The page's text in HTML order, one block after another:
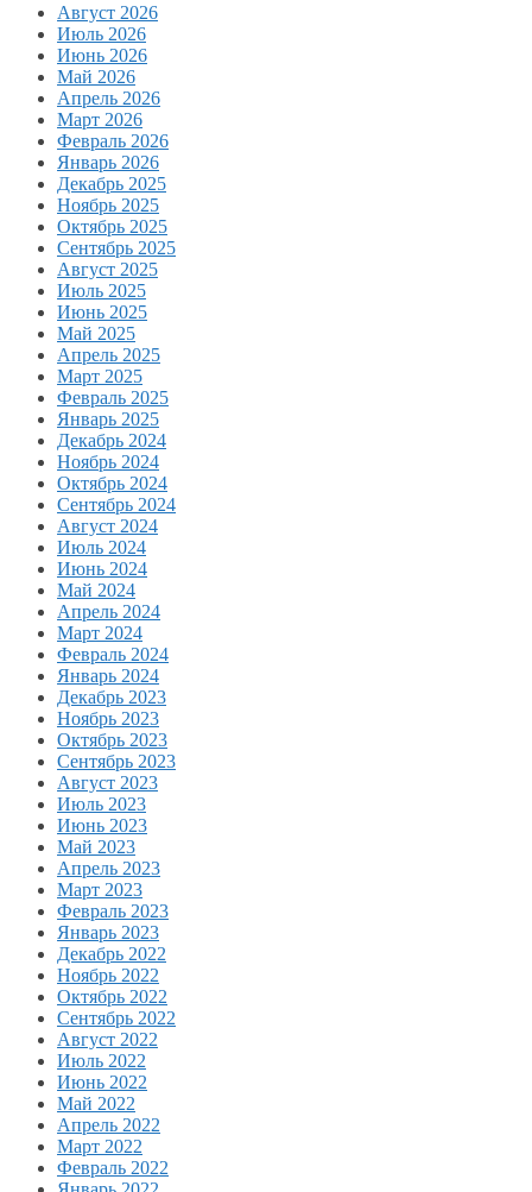
Август 2026
Июль 2026
Июнь 2026
Май 2026
Апрель 2026
Март 2026
Февраль 2026
Январь 2026
Декабрь 2025
Ноябрь 2025
Октябрь 2025
Сентябрь 2025
Август 2025
Июль 2025
Июнь 2025
Май 2025
Апрель 2025
Март 2025
Февраль 2025
Январь 2025
Декабрь 2024
Ноябрь 2024
Октябрь 2024
Сентябрь 2024
Август 2024
Июль 2024
Июнь 2024
Май 2024
Апрель 2024
Март 2024
Февраль 2024
Январь 2024
Декабрь 2023
Ноябрь 2023
Октябрь 2023
Сентябрь 2023
Август 2023
Июль 2023
Июнь 2023
Май 2023
Апрель 2023
Март 2023
Февраль 2023
Январь 2023
Декабрь 2022
Ноябрь 2022
Октябрь 2022
Сентябрь 2022
Август 2022
Июль 2022
Июнь 2022
Май 2022
Апрель 2022
Март 2022
Февраль 2022